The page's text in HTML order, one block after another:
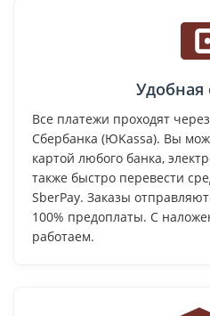
Удобная
Все платежи проходят
Сбербанка (ЮKassa). Вы
картой любого банка,
также быстро перевести
SberPay. Заказы
100% предоплаты. С
работаем.